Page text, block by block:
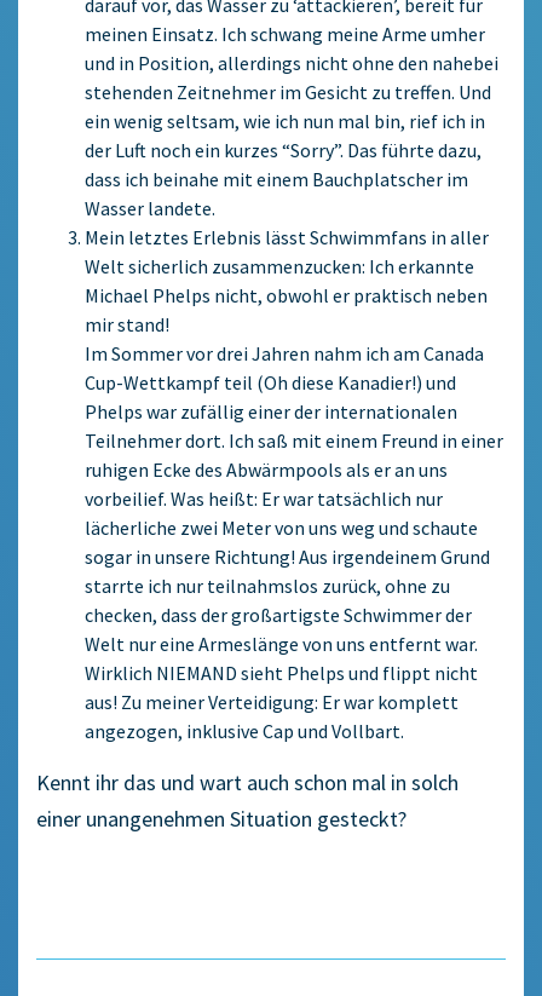
darauf vor, das Wasser zu ‘attackieren’, bereit für
meinen Einsatz. Ich schwang meine Arme umher
und in Position, allerdings nicht ohne den nahebei
stehenden Zeitnehmer im Gesicht zu treffen. Und
ein wenig seltsam, wie ich nun mal bin, rief ich in
der Luft noch ein kurzes “Sorry”. Das führte dazu,
dass ich beinahe mit einem Bauchplatscher im
Wasser landete.
Mein letztes Erlebnis lässt Schwimmfans in aller
Welt sicherlich zusammenzucken: Ich erkannte
Michael Phelps nicht, obwohl er praktisch neben
mir stand!
Im Sommer vor drei Jahren nahm ich am Canada
Cup-Wettkampf teil (Oh diese Kanadier!) und
Phelps war zufällig einer der internationalen
Teilnehmer dort. Ich saß mit einem Freund in einer
ruhigen Ecke des Abwärmpools als er an uns
vorbeilief. Was heißt: Er war tatsächlich nur
lächerliche zwei Meter von uns weg und schaute
sogar in unsere Richtung! Aus irgendeinem Grund
starrte ich nur teilnahmslos zurück, ohne zu
checken, dass der großartigste Schwimmer der
Welt nur eine Armeslänge von uns entfernt war.
Wirklich NIEMAND sieht Phelps und flippt nicht
aus! Zu meiner Verteidigung: Er war komplett
angezogen, inklusive Cap und Vollbart.
Kennt ihr das und wart auch schon mal in solch
einer unangenehmen Situation gesteckt?